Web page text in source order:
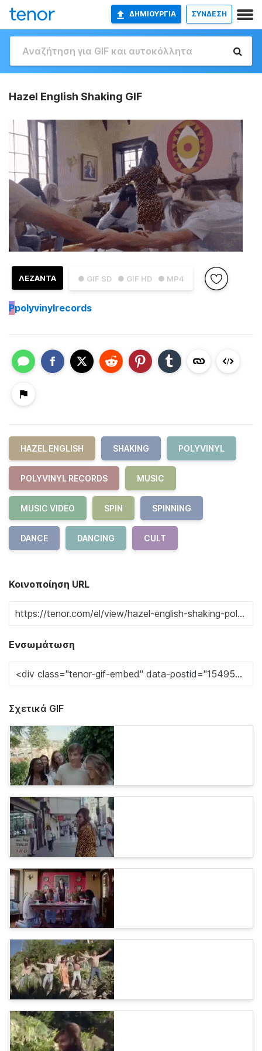
ΔΗΜΙΟΥΡΓΊΑ ΣΥΝΔΕΣΗ
Hazel English Shaking GIF
● GIF SD ● GIF HD ● MP4
ΛΕΖΑΝΤΑ
Ppolyvinylrecords
HAZEL ENGLISH SHAKING POLYVINYL
POLYVINYL RECORDS MUSIC
MUSIC VIDEO SPIN SPINNING
DANCE DANCING CULT
Κοινοποίηση URL
Ενσωμάτωση
Σχετικά GIF